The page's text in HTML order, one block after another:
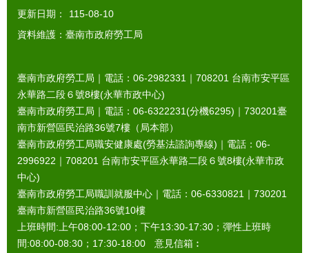
更新日期：
115-08-10
資料維護：臺南市政府勞工局
臺南市政府勞工局｜電話：06-2982331｜ 708201 台南市安平區
永華路二段６號8樓(永華市政中心)
臺南市政府勞工局｜電話：06-6322231(分機6295)｜ 730201臺
南市新營區民治路36號7樓（局本部）
臺南市政府勞工局職安健康處(勞基法諮詢專線)｜電話：06-
2996922｜ 708201 台南市安平區永華路二段６號8樓(永華市政
中心)
臺南市政府勞工局職訓就服中心｜電話：06-6330821｜ 730201
臺南市新營區民治路36號10樓
上班時間:上午08:00-12:00；下午13:30-17:30；彈性上班時
間:08:00-08:30；17:30-18:00 意見信箱︰